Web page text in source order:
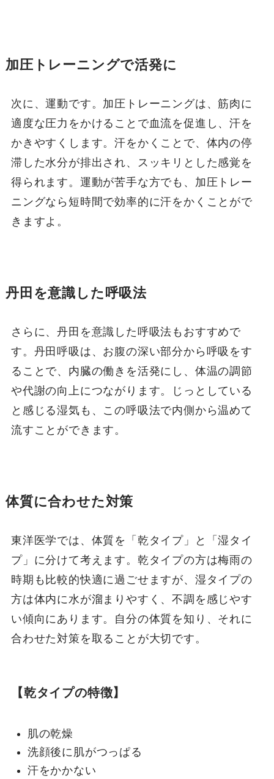
加圧トレーニングで活発に
次に、運動です。加圧トレーニングは、筋肉に
適度な圧力をかけることで血流を促進し、汗を
かきやすくします。汗をかくことで、体内の停
滞した水分が排出され、スッキリとした感覚を
得られます。運動が苦手な方でも、加圧トレー
ニングなら短時間で効率的に汗をかくことがで
きますよ。
丹田を意識した呼吸法
さらに、丹田を意識した呼吸法もおすすめで
す。丹田呼吸は、お腹の深い部分から呼吸をす
ることで、内臓の働きを活発にし、体温の調節
や代謝の向上につながります。じっとしている
と感じる湿気も、この呼吸法で内側から温めて
流すことができます。
体質に合わせた対策
東洋医学では、体質を「乾タイプ」と「湿タイ
プ」に分けて考えます。乾タイプの方は梅雨の
時期も比較的快適に過ごせますが、湿タイプの
方は体内に水が溜まりやすく、不調を感じやす
い傾向にあります。自分の体質を知り、それに
合わせた対策を取ることが大切です。
【乾タイプの特徴】
肌の乾燥
洗顔後に肌がつっぱる
汗をかかない